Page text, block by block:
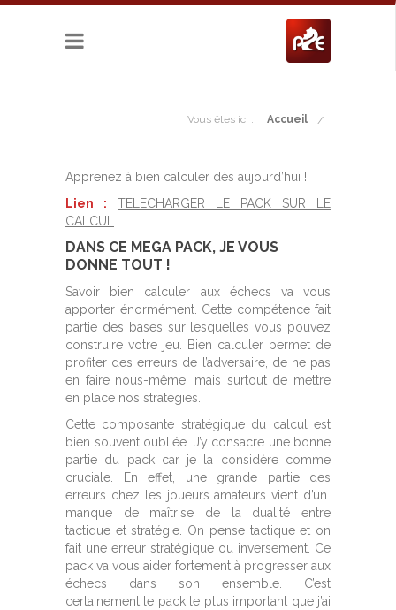
Vous êtes ici : Accueil
Apprenez à bien calculer dès aujourd’hui !
Lien :
TELECHARGER LE PACK SUR LE
CALCUL
DANS CE MEGA PACK, JE VOUS
DONNE TOUT !
Savoir bien calculer aux échecs va vous
apporter énormément. Cette compétence fait
partie des bases sur lesquelles vous pouvez
construire votre jeu. Bien calculer permet de
profiter des erreurs de l’adversaire, de ne pas
en faire nous-même, mais surtout de mettre
en place nos stratégies.
Cette composante stratégique du calcul est
bien souvent oubliée. J’y consacre une bonne
partie du pack car je la considère comme
cruciale. En effet, une grande partie des
erreurs chez les joueurs amateurs vient d’un
manque de maîtrise de la dualité entre
tactique et stratégie. On pense tactique et on
fait une erreur stratégique ou inversement. Ce
pack va vous aider fortement à progresser aux
échecs dans son ensemble. C’est
certainement le pack le plus important que j’ai